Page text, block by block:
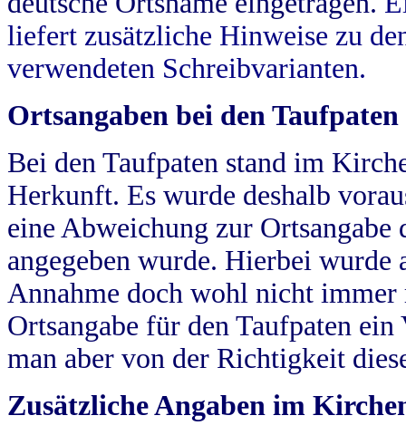
liefert zusätzliche Hinweise zu
verwendeten Schreibvarianten.
Ortsangaben bei den Taufpaten
Bei den Taufpaten stand im
Herkunft. Es wurde deshalb
eine Abweichung zur
angegeben wurde. Hierbei wurde
Annahme doch wohl nicht
Ortsangabe für den Taufpaten
man aber von der Richtigkeit
Zusätzliche Angaben im